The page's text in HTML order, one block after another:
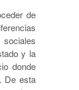
de
y la
donde
De esta